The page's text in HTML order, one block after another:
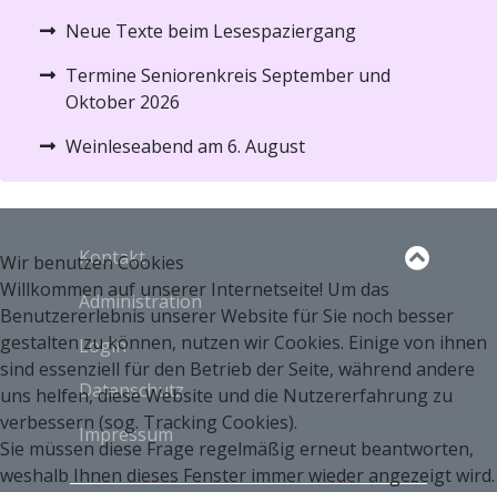
Neue Texte beim Lesespaziergang
Termine Seniorenkreis September und
Oktober 2026
Weinleseabend am 6. August
Kontakt
Administration
Login
Datenschutz
Impressum
Wir benutzen Cookies
Willkommen auf unserer Internetseite! Um das
Benutzererlebnis unserer Website für Sie noch besser
gestalten zu können, nutzen wir Cookies. Einige von ihnen
sind essenziell für den Betrieb der Seite, während andere
uns helfen, diese Website und die Nutzererfahrung zu
verbessern (sog. Tracking Cookies).
Sie müssen diese Frage regelmäßig erneut beantworten,
weshalb Ihnen dieses Fenster immer wieder angezeigt wird.